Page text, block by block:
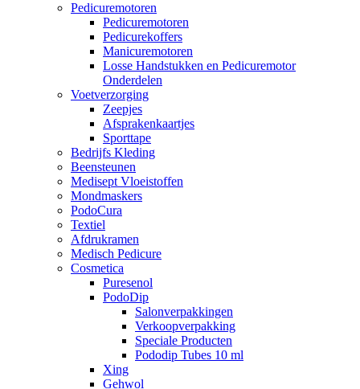
Pedicuremotoren
Pedicuremotoren
Pedicurekoffers
Manicuremotoren
Losse Handstukken en Pedicuremotor
Onderdelen
Voetverzorging
Zeepjes
Afsprakenkaartjes
Sporttape
Bedrijfs Kleding
Beensteunen
Medisept Vloeistoffen
Mondmaskers
PodoCura
Textiel
Afdrukramen
Medisch Pedicure
Cosmetica
Puresenol
PodoDip
Salonverpakkingen
Verkoopverpakking
Speciale Producten
Pododip Tubes 10 ml
Xing
Gehwol